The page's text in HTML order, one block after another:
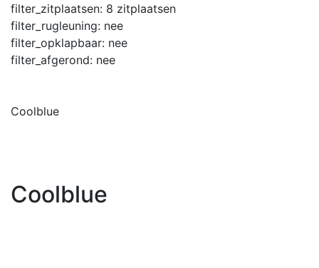
filter_zitplaatsen: 8 zitplaatsen
filter_rugleuning: nee
filter_opklapbaar: nee
filter_afgerond: nee
Coolblue
Coolblue